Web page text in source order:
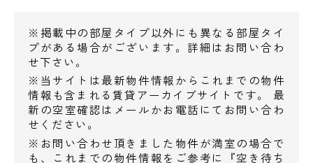
◆私立目黒星美学園小学校‥485m
幼稚園・保育園
◆目黒区立第二ひもんや保育園‥118m
◆ひもんや保育園‥298m
◆目黒区立げっこうはらこども園‥306m
※掲載中の部屋タイプ以外にも異なる部屋タイ
プがある場合がございます。詳細はお問い合わ
せ下さい。
※当サイトは最新物件情報からこれまでの物件
情報も含まれる賃貸アーカイブサイトです。 最
新の空室確認はメールかお電話にてお問い合わ
せください。
※お問い合わせ頂きました物件が満室の場合で
も、これまでの物件情報をご参考に『空き待ち